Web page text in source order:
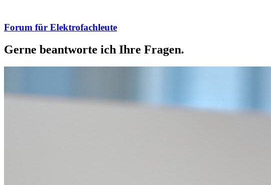
Forum für Elektrofachleute
Gerne beantworte ich Ihre Fragen.